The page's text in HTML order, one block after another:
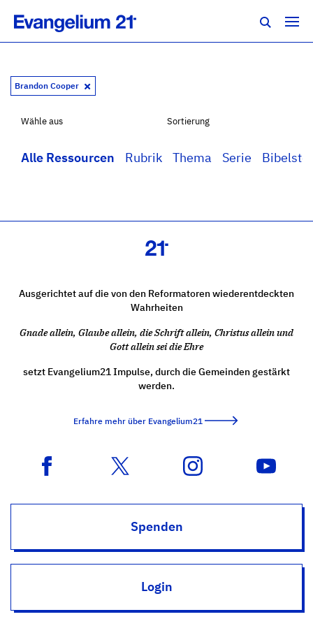
Brandon Cooper
Wähle aus
Alle Ressourcen Rubrik Thema Serie
Sortierung
Ausgerichtet auf die von den Reformatoren wiederentdeckten
Wahrheiten
Gnade allein, Glaube allein, die Schrift allein, Christus allein und
Gott allein sei die Ehre
setzt Evangelium21 Impulse, durch die Gemeinden gestärkt
werden.
Erfahre mehr über Evangelium21
Spenden
Login